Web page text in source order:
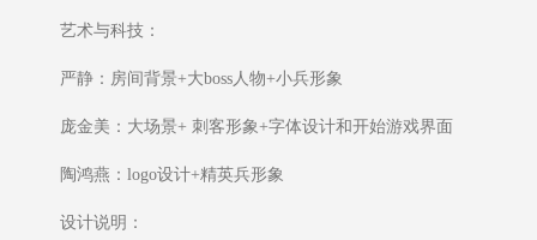
艺术与科技：
严静：房间背景+大boss人物+小兵形象
庞金美：大场景+ 刺客形象+字体设计和开始游戏界面
陶鸿燕：logo设计+精英兵形象
设计说明：